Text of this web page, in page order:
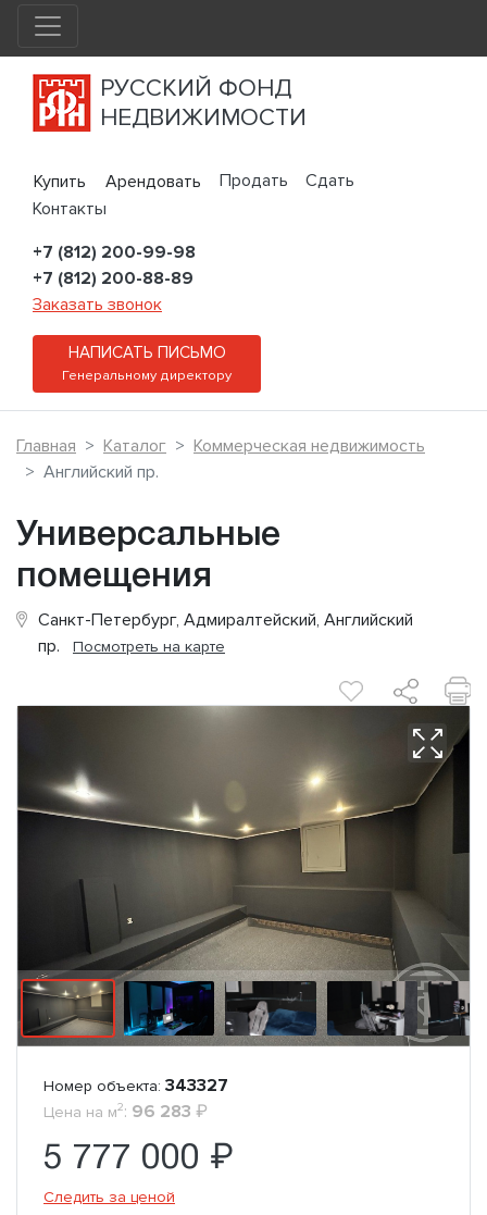
РУССКИЙ ФОНД
НЕДВИЖИМОСТИ
Купить Арендовать Продать
Сдать
Контакты
+7 (812) 200-99-98
+7 (812) 200-88-89
Заказать звонок
НАПИСАТЬ ПИСЬМО
Генеральному директору
Главная Каталог
Коммерческая недвижимость
Английский пр.
Универсальные
помещения
Санкт-Петербург, Адмиралтейский, Английский
пр. Посмотреть на карте
Номер объекта: 343327
Цена на м2: 96 283 ₽
5 777 000 ₽
Следить за ценой